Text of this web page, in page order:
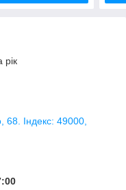
рік
Індекс: 49000,